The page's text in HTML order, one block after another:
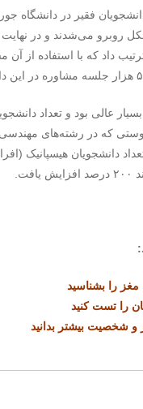
فقیر در دانشگاه
داد که با استفاده از
دانشجویان هیسپانیک
را بشناسید
را تست کنید
و شخصیت بیشتر بدانید